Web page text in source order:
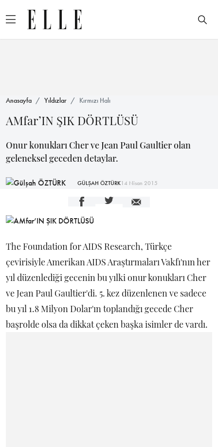
Anasayfa Yıldızlar Kırmızı Halı
AMfar’IN ŞIK DÖRTLÜSÜ
Onur konukları Cher ve Jean Paul Gaultier olan
geleneksel geceden detaylar.
GÜLŞAH ÖZTÜRK14 Nisan 2015
The Foundation for AIDS Research, Türkçe
çevirisiyle Amerikan AIDS Araştırmaları Vakfı'nın her
yıl düzenlediği gecenin bu yılki onur konukları Cher
ve Jean Paul Gaultier'di. 5. kez düzenlenen ve sadece
bu yıl 1.8 Milyon Dolar'ın toplandığı gecede Cher
başrolde olsa da dikkat çeken başka isimler de vardı.